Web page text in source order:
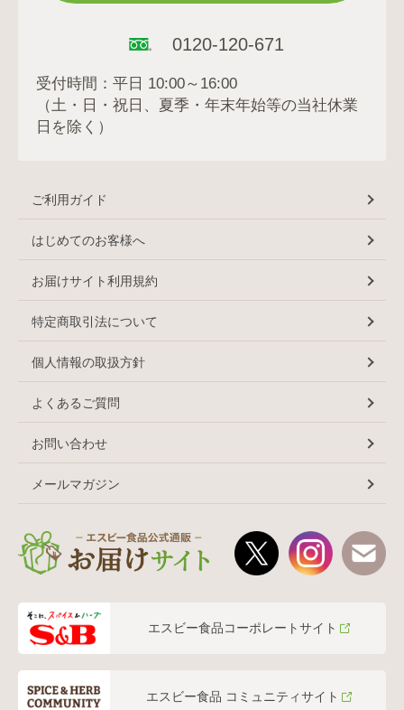
0120-120-671
受付時間：平日 10:00～16:00
（土・日・祝日、夏季・年末年始等の当社休業
日を除く）
ご利用ガイド
はじめてのお客様へ
お届けサイト利用規約
特定商取引法について
個人情報の取扱方針
よくあるご質問
お問い合わせ
メールマガジン
エスビー食品コーポレートサイト
エスビー食品 コミュニティサイト